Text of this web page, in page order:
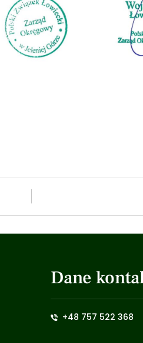
Dane
+48 757 522 368